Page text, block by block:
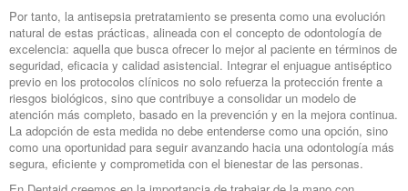
Por tanto, la antisepsia pretratamiento se presenta como una evolución
natural de estas prácticas, alineada con el concepto de odontología de
excelencia: aquella que busca ofrecer lo mejor al paciente en términos de
seguridad, eficacia y calidad asistencial. Integrar el enjuague antiséptico
previo en los protocolos clínicos no solo refuerza la protección frente a
riesgos biológicos, sino que contribuye a consolidar un modelo de
atención más completo, basado en la prevención y en la mejora continua.
La adopción de esta medida no debe entenderse como una opción, sino
como una oportunidad para seguir avanzando hacia una odontología más
segura, eficiente y comprometida con el bienestar de las personas.